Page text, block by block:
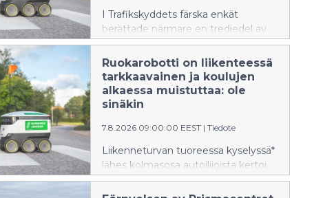
I Trafikskyddets färska enkät
berättade närmare en tredjedel av
bilisterna att de åtminstone en gång
inte har följt med trafiken så noga
eftersom de har tittat på telefonen.
Nu är det dags att göra det till en
vana att vara vaksam vid ratten och
eller fickan, eftersom de små
skoleleverna igen är på väg ut i
trafiken.
Ruokarobotti on liikenteessä
tarkkaavainen ja koulujen
alkaessa muistuttaa: ole
sinäkin
7.8.2026 09:00:00 EEST | Tiedote
Liikenneturvan tuoreessa kyselyssä*
lähes kolmasosa autoilijoista kertoi,
että liikenteen seuranta auton
ratissa on heikentynyt ainakin kerran